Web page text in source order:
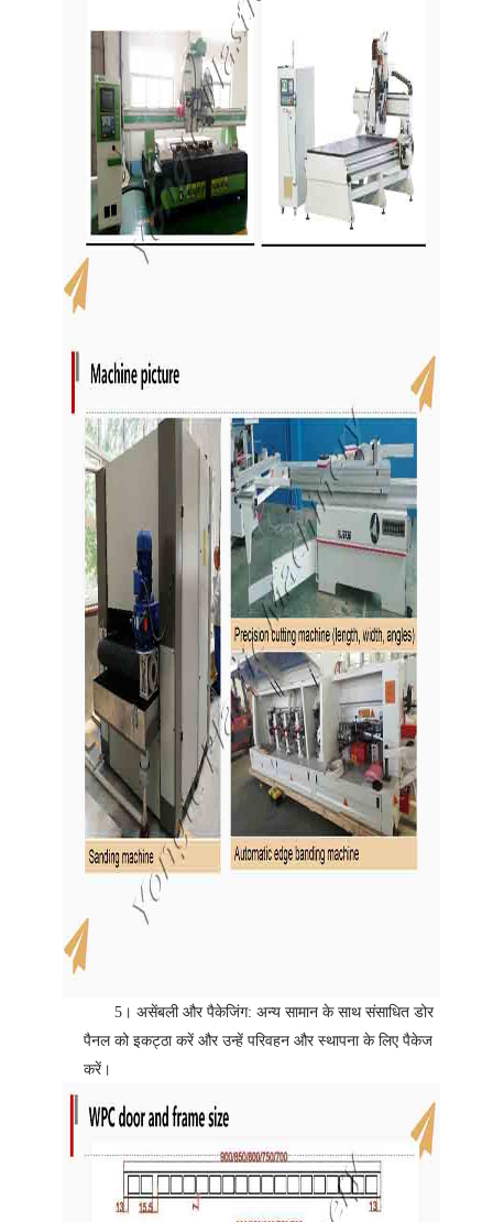
5।असेंबली और पैकेजिंग: अन्य सामान के साथ संसाधित डोर
पैनल को इकट्ठा करें और उन्हें परिवहन और स्थापना के लिए पैकेज
करें।